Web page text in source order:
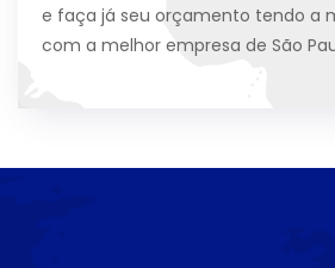
e faça já seu orçamento tendo a
com a melhor empresa de São